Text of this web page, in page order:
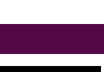
R. joue ce
une récompense